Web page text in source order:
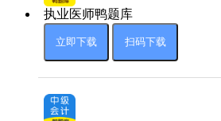
执业医师鸭题库
立即下载 扫码下载